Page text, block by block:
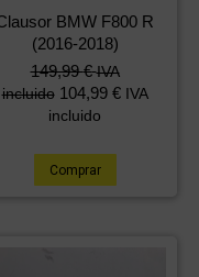
BMW F800 R
(2016-2018)
149,99€ IVA
incluido 104,99 € IVA
incluido
Comprar